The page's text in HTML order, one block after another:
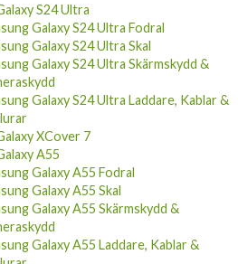
Galaxy S24 Ultra Fodral
Galaxy S24 Ultra Skal
Galaxy S24 Ultra Skärmskydd &
Galaxy S24 Ultra Laddare, Kablar &
XCover 7
A55
Galaxy A55 Fodral
Galaxy A55 Skal
Galaxy A55 Skärmskydd &
Galaxy A55 Laddare, Kablar &